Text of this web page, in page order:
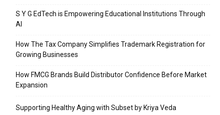
S Y G EdTech is Empowering Educational Institutions Through
AI
How The Tax Company Simplifies Trademark Registration for
Growing Businesses
How FMCG Brands Build Distributor Confidence Before Market
Expansion
Supporting Healthy Aging with Subset by Kriya Veda